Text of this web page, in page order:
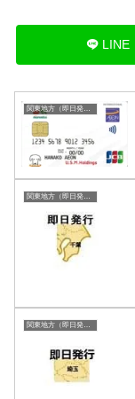
LINE
関東地方（即日発行）
関東地方（即日発行）
関東地方（即日発行）